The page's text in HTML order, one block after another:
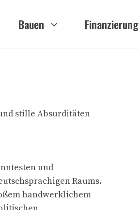
Bauen Finanzierung
stille Absurditäten
und
Raums.
handwerklichem